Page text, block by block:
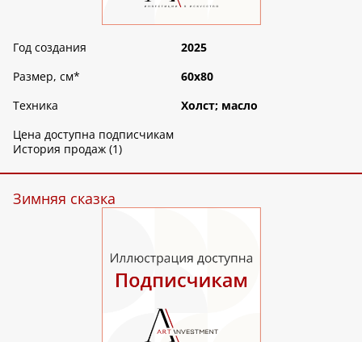
Год создания
2025
Размер, см*
60х80
Техника
Холст; масло
Цена доступна подписчикам
История продаж (1)
Зимняя сказка